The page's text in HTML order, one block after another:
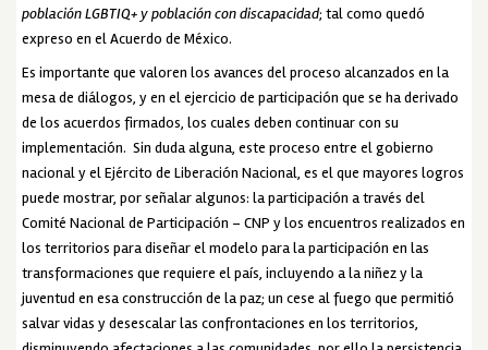
población LGBTIQ+ y población con discapacidad; tal como quedó
expreso en el Acuerdo de México.
Es importante que valoren los avances del proceso alcanzados en la
mesa de diálogos, y en el ejercicio de participación que se ha derivado
de los acuerdos firmados, los cuales deben continuar con su
implementación. Sin duda alguna, este proceso entre el gobierno
nacional y el Ejército de Liberación Nacional, es el que mayores logros
puede mostrar, por señalar algunos: la participación a través del
Comité Nacional de Participación – CNP y los encuentros realizados en
los territorios para diseñar el modelo para la participación en las
transformaciones que requiere el país, incluyendo a la niñez y la
juventud en esa construcción de la paz; un cese al fuego que permitió
salvar vidas y desescalar las confrontaciones en los territorios,